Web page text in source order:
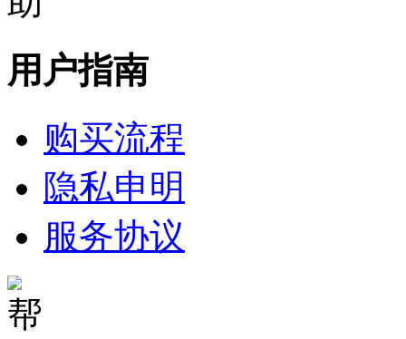
用户指南
购买流程
隐私申明
服务协议